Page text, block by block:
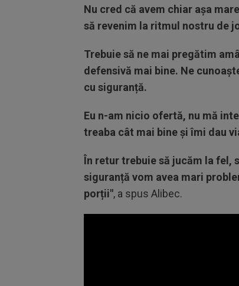
Nu cred că avem chiar așa
să revenim la ritmul nostru de
Trebuie să ne mai pregătim
defensivă mai bine. Ne
cu siguranță.
Eu n-am nicio ofertă, nu mă
treaba cât mai bine și îmi dau
În retur trebuie să jucăm la fel,
siguranță vom avea mari
porții", a spus Alibec.